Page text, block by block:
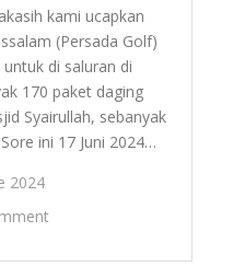
kami ucapkan
(Persada Golf)
di saluran di
170 paket daging
Syairullah, sebanyak
ini 17 Juni 2024…
2024